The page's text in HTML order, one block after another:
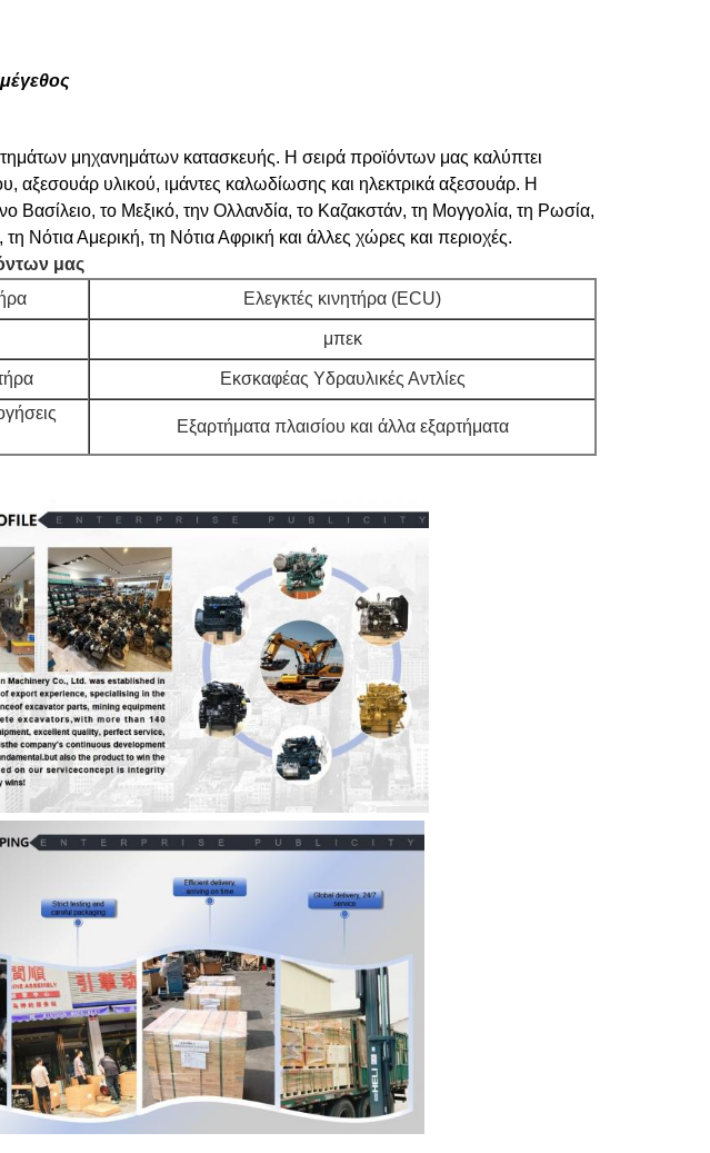
μηχανημάτων κατασκευής. Η σειρά προϊόντων μας καλύπτει
αξεσουάρ υλικού, ιμάντες καλωδίωσης και ηλεκτρικά αξεσουάρ. Η
Βασίλειο, το Μεξικό, την Ολλανδία, το Καζακστάν, τη Μογγολία, τη Ρωσία,
Νότια Αμερική, τη Νότια Αφρική και άλλες χώρες και περιοχές.
μας
Ελεγκτές κινητήρα (ECU)
μπεκ
Εκσκαφέας Υδραυλικές Αντλίες
Εξαρτήματα πλαισίου και άλλα εξαρτήματα